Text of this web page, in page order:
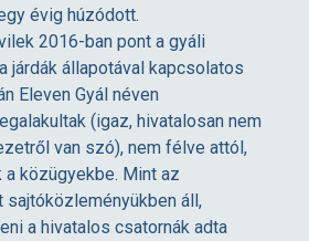
évig húzódott.
2016-ban pont a gyáli
járdák állapotával kapcsolatos
Eleven Gyál néven
(igaz, hivatalosan nem
van szó), nem félve attól,
közügyekbe. Mint az
sajtóközleményükben áll,
a hivatalos csatornák adta